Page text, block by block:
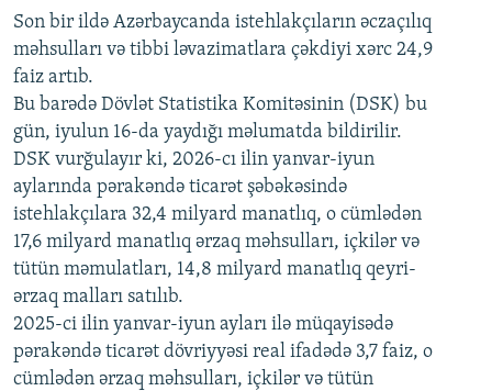
Auto 240p 360p 480p
720p 1080p
360p
480p
720p
1080p
Son bir ildə Azərbaycanda istehlakçıların əczaçılıq
məhsulları və tibbi ləvazimatlara çəkdiyi xərc 24,9
faiz artıb.
Bu barədə Dövlət Statistika Komitəsinin (DSK) bu
gün, iyulun 16-da yaydığı məlumatda bildirilir.
DSK vurğulayır ki, 2026-cı ilin yanvar-iyun
aylarında pərakəndə ticarət şəbəkəsində
istehlakçılara 32,4 milyard manatlıq, o cümlədən
17,6 milyard manatlıq ərzaq məhsulları, içkilər və
tütün məmulatları, 14,8 milyard manatlıq qeyri-
ərzaq malları satılıb.
2025-ci ilin yanvar-iyun ayları ilə müqayisədə
pərakəndə ticarət dövriyyəsi real ifadədə 3,7 faiz, o
cümlədən ərzaq məhsulları, içkilər və tütün